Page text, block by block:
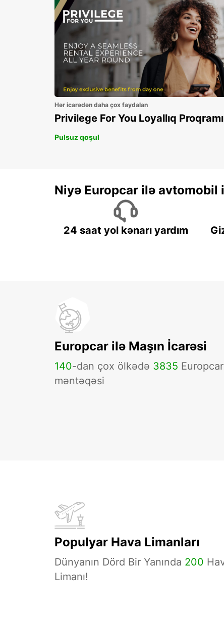
Hər icarədən daha çox faydalan
Privilege For You Loyallıq Proqramı
Pulsuz qoşul
Niyə Europcar ilə avtomobil
24 saat yol kənarı yardım
Europcar ilə Maşın İcarəsi
140-dan çox ölkədə 3835 Europcar
məntəqəsi
Populyar Hava Limanları
Dünyanın Dörd Bir Yanında 200
Limanı!